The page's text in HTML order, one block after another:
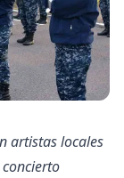
artistas locales